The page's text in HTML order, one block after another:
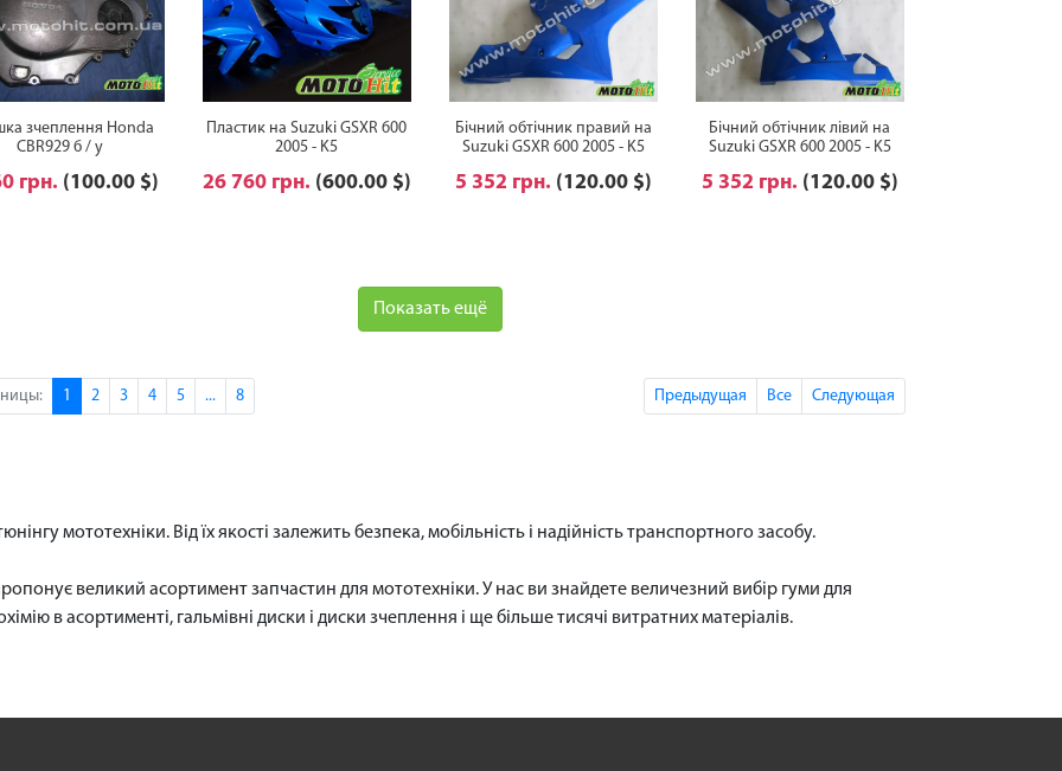
зчеплення Honda
CBR929 б / у
грн. (100.00 $)
Пластик на Suzuki GSXR 600
2005 - K5
26 760 грн. (600.00 $)
Бічний обтічник правий на
Suzuki GSXR 600 2005 - K5
5 352 грн. (120.00 $)
Бічний обтічник лівий на
Suzuki GSXR 600 2005 - K5
5 352 грн. (120.00 $)
Показать ещё
1 2 3 4 5 ... 8 Предыдущая Все Следующая
мототехніки. Від їх якості залежить безпека, мобільність і надійність транспортного засобу.
великий асортимент запчастин для мототехніки. У нас ви знайдете величезний вибір гуми для
в асортименті, гальмівні диски і диски зчеплення і ще більше тисячі витратних матеріалів.